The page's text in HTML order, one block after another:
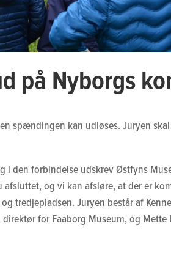
på Nyborgs
spændingen kan udløses. Juryen
den forbindelse udskrev Østfyns
afsluttet, og vi kan afsløre, at der er
tredjepladsen. Juryen består af
for Faaborg Museum, og